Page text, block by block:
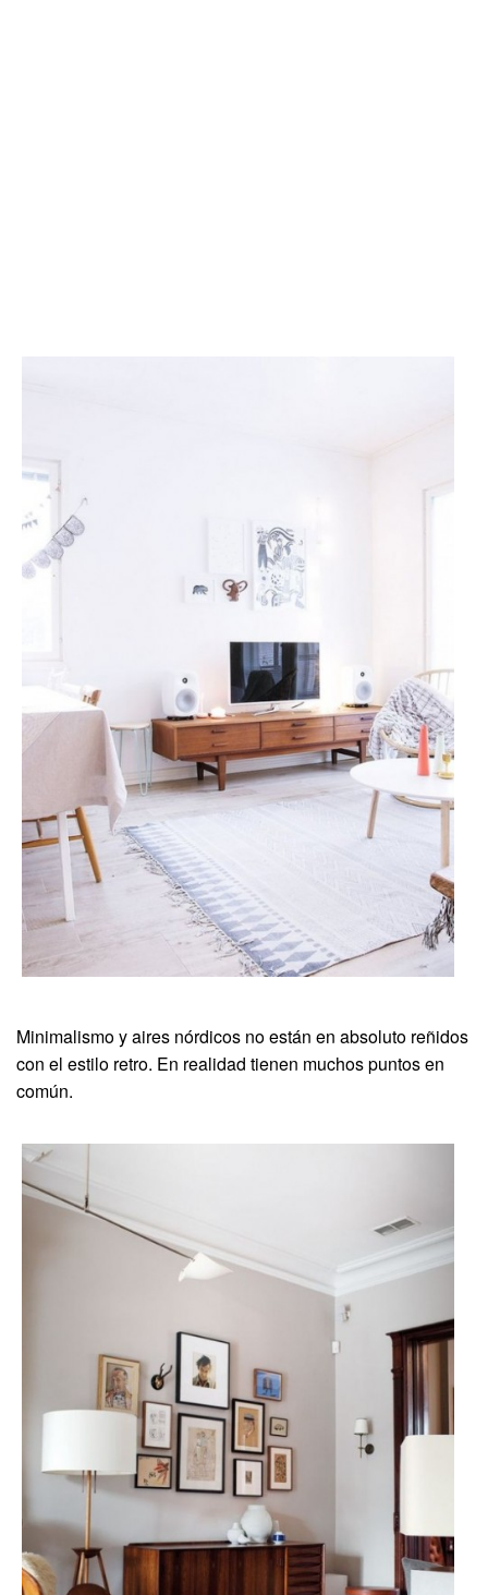
Minimalismo y aires nórdicos no están en absoluto reñidos
con el estilo retro. En realidad tienen muchos puntos en
común.